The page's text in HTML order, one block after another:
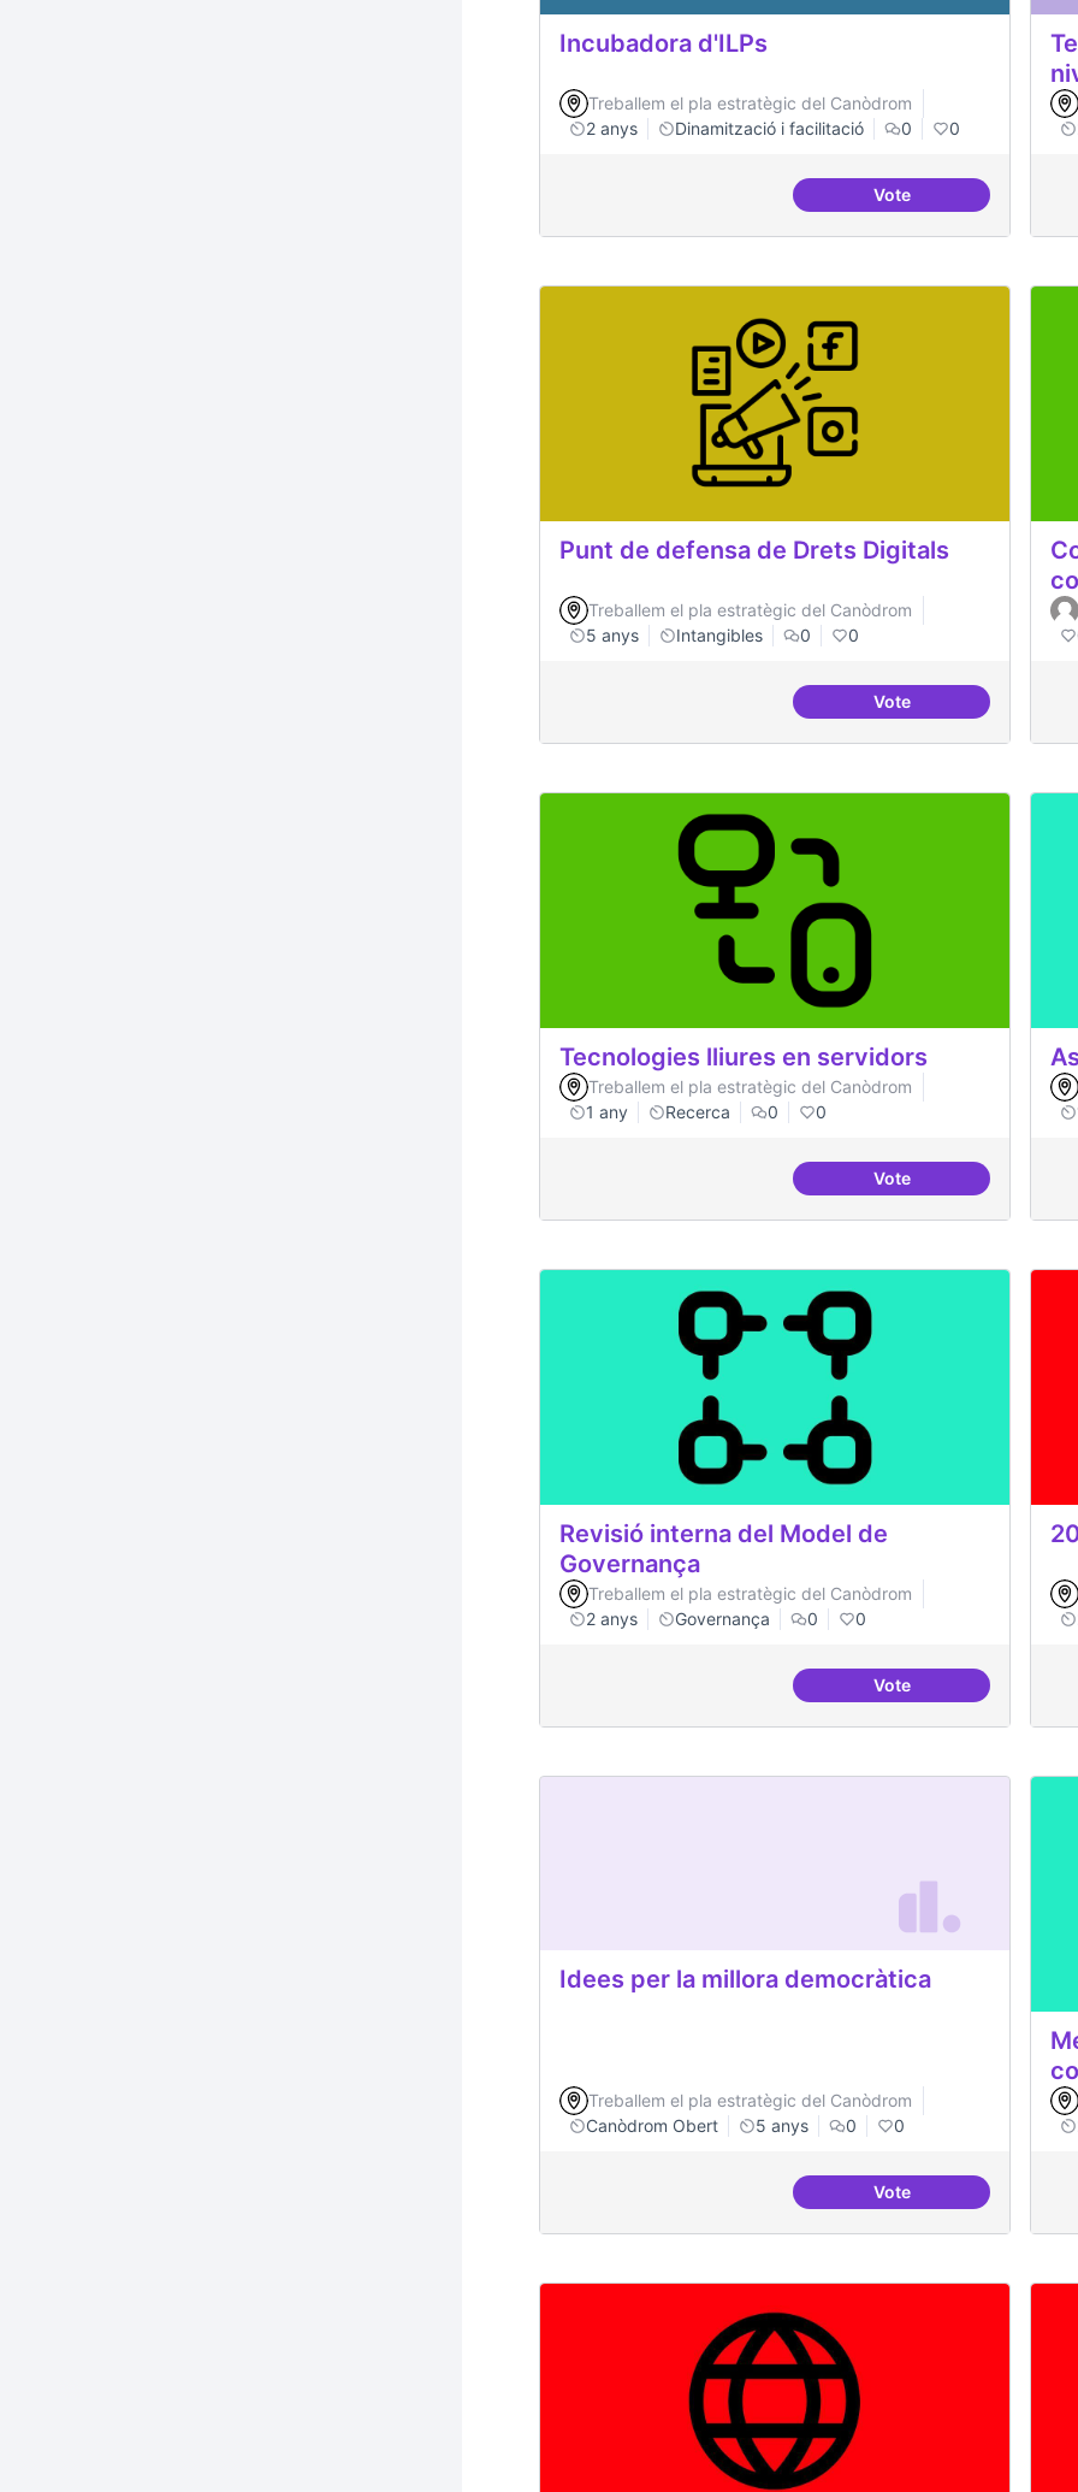
Incubadora d'ILPs
Treballem el pla estratègic del Canòdrom
2 anys
Dinamització i facilitació 0 0
VoteIncubadora d'ILPs
Punt de defensa de Drets Digitals
Treballem el pla estratègic del Canòdrom
5 anys
Intangibles 0 0
VotePunt de defensa de
Tecnologies lliures en servidors
Treballem el pla estratègic del Canòdrom
1 any
Recerca 0 0
VoteTecnologies lliures en
Revisió interna del Model de
Governança
Treballem el pla estratègic del Canòdrom
2 anys
Governança 0 0
VoteRevisió interna del
Idees per la millora democràtica
Treballem el pla estratègic del Canòdrom
Canòdrom Obert
5 anys 0 0
VoteIdees per la millora